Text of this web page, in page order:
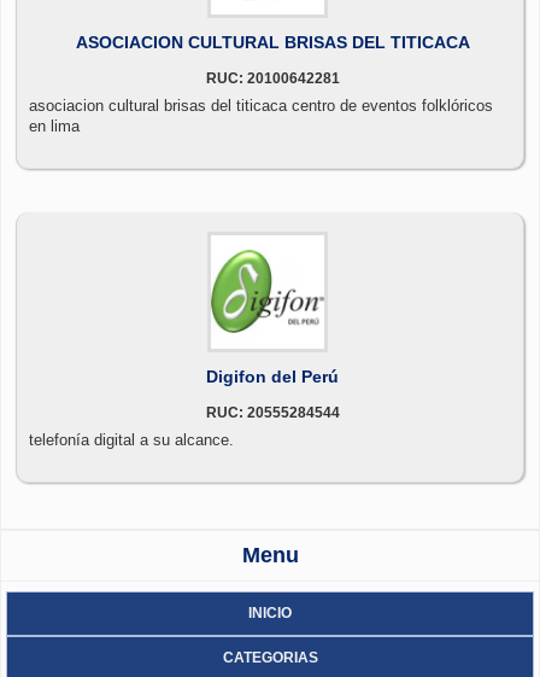
ASOCIACION CULTURAL BRISAS DEL TITICACA
RUC: 20100642281
asociacion cultural brisas del titicaca centro de eventos folklóricos
en lima
Digifon del Perú
RUC: 20555284544
telefonía digital a su alcance.
Menu
INICIO
CATEGORIAS